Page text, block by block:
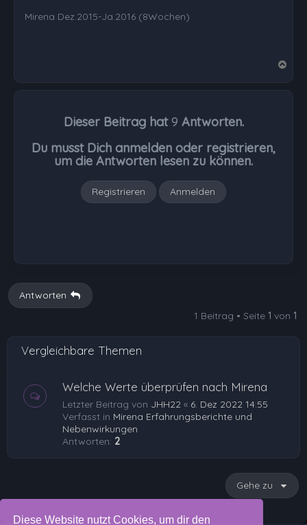
Diese Website nutzt Cookies, um dir den
Mirena Dez.2015-Ja.2016 (8Wochen)
Dieser Beitrag hat9 Antworten.
Du musst Dich anmelden oder registrieren,
um die Antworten lesen zu können.
Registrieren Anmelden
Antworten
1 Beitrag • Seite 1 von 1
Vergleichbare Themen
Welche Werte überprüfen nach Mirena
Letzter Beitrag von JHH22 « 6. Dez 2022 14:55
Verfasst in Mirena Erfahrungsberichte und
Nebenwirkungen
Antworten: 2
Gehe zu